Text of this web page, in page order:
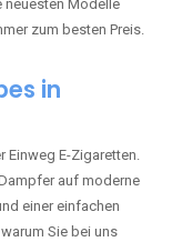
neuesten Modelle
zum besten Preis.
in
Einweg E-Zigaretten.
auf moderne
einer einfachen
Sie bei uns